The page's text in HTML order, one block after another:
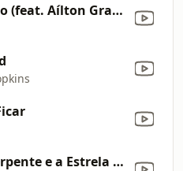
Meu ébano (feat. Aílton Graça) [Ao vivo]
Entre a Serpente e a Estrela (Amarillo By Money)